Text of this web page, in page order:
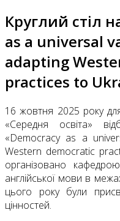
Круглий стіл
as a universal
adapting
practices to
16 жовтня 2025 року для
«Середня освіта»
«Democracy as a
Western democratic
організовано
англійської мови в
цього року були
цінностей.